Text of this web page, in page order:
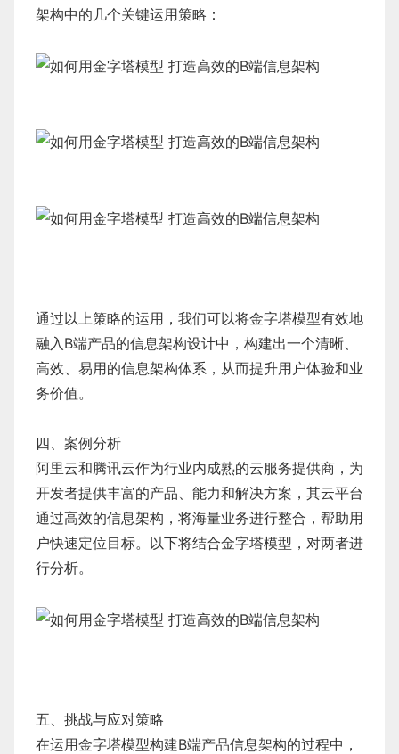
架构中的几个关键运用策略：
通过以上策略的运用，我们可以将金字塔模型有效地
融入B端产品的信息架构设计中，构建出一个清晰、
高效、易用的信息架构体系，从而提升用户体验和业
务价值。
四、案例分析
阿里云和腾讯云作为行业内成熟的云服务提供商，为
开发者提供丰富的产品、能力和解决方案，其云平台
通过高效的信息架构，将海量业务进行整合，帮助用
户快速定位目标。以下将结合金字塔模型，对两者进
行分析。
五、挑战与应对策略
在运用金字塔模型构建B端产品信息架构的过程中，